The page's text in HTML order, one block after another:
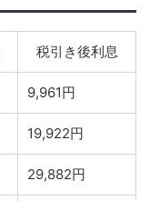
税引き後利息
9,961円
19,922円
29,882円